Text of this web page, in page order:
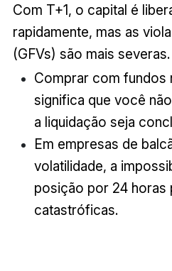
Com T+1, o capital é
rapidamente, mas as
(GFVs) são mais severas.
Comprar com fundos
significa que você
a liquidação seja
Em empresas de
volatilidade, a
posição por 24 horas
catastróficas.